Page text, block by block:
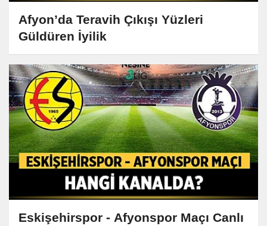
Afyon’da Teravih Çıkışı Yüzleri
Güldüren İyilik
Eskişehirspor - Afyonspor Maçı Canlı